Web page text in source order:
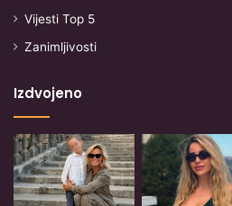
Vijesti Top 5
Zanimljivosti
Izdvojeno